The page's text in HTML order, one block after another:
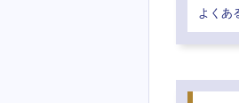
よくあ